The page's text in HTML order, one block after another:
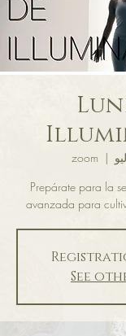
  |
zoom
Prepárate para la
avanzada para
See